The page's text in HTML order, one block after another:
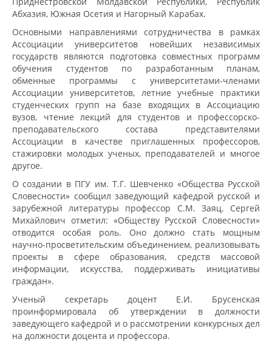
Абхазия, Южная Осетия и Нагорный Карабах.
Основными направлениями сотрудничества в рамках
Ассоциации университетов новейших независимых
государств являются подготовка совместных программ
обучения студентов по разработанным планам,
обменные программы с университетами-членами
Ассоциации университетов, летние учебные практики
студенческих групп на базе входящих в Ассоциацию
вузов, чтение лекций для студентов и профессорско-
преподавательского состава представителями
Ассоциации в качестве приглашенных профессоров,
стажировки молодых ученых, преподавателей и многое
другое.
О создании в ПГУ им. Т.Г. Шевченко «Общества Русской
Словесности» сообщил заведующий кафедрой русской и
зарубежной литературы профессор С.М. Заяц. Сергей
Михайлович отметил: «Обществу Русской Словесности»
отводится особая роль. Оно должно стать мощным
научно-просветительским объединением, реализовывать
проекты в сфере образования, средств массовой
информации, искусства, поддерживать инициативы
граждан».
Ученый секретарь доцент Е.И. Брусенская
проинформировала об утверждении в должности
заведующего кафедрой и о рассмотрении конкурсных дел
на должности доцента и профессора.